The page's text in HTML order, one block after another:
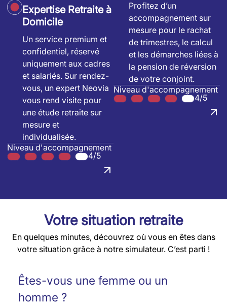
Expertise Retraite à
Domicile
Un service premium et
confidentiel, réservé
uniquement aux cadres
et salariés. Sur rendez-
vous, un expert Neovia
vous rend visite pour
une étude retraite sur
mesure et
individualisée.
Niveau d'accompagnement
4/5
Profitez d’un
accompagnement sur
mesure pour le rachat
de trimestres, le calcul
et les démarches liées à
la pension de réversion
de votre conjoint.
Niveau d'accompagnement
4/5
Votre situation retraite
En quelques minutes, découvrez où vous en êtes dans
votre situation grâce à notre simulateur. C’est parti !